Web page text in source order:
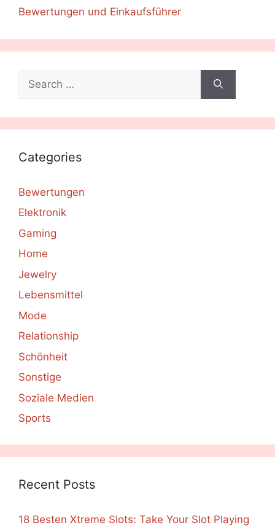
Bewertungen und Einkaufsführer
for:
Categories
Bewertungen
Elektronik
Gaming
Home
Jewelry
Lebensmittel
Mode
Relationship
Schönheit
Sonstige
Soziale Medien
Sports
Recent Posts
18 Besten Xtreme Slots: Take Your Slot Playing